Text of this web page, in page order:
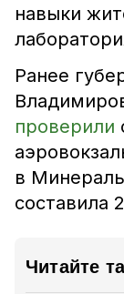
навыки
Ранее
проверили
в
составила
Читайте